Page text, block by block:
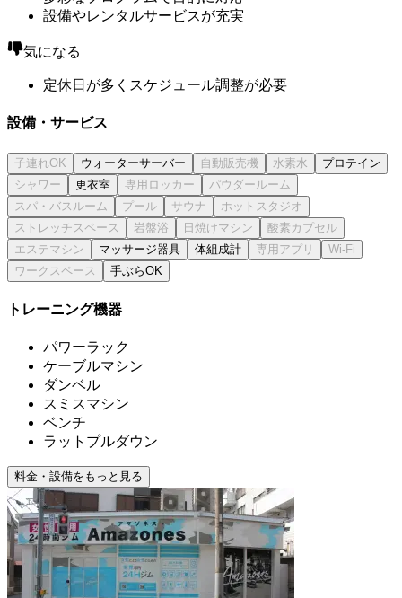
設備やレンタルサービスが充実
気になる
定休日が多くスケジュール調整が必要
設備・サービス
ウォーターサーバー
プロテイン
更衣室
マッサージ器具
体組成計
手ぶらOK
トレーニング機器
パワーラック
ケーブルマシン
ダンベル
スミスマシン
ベンチ
ラットプルダウン
料金・設備をもっと見る